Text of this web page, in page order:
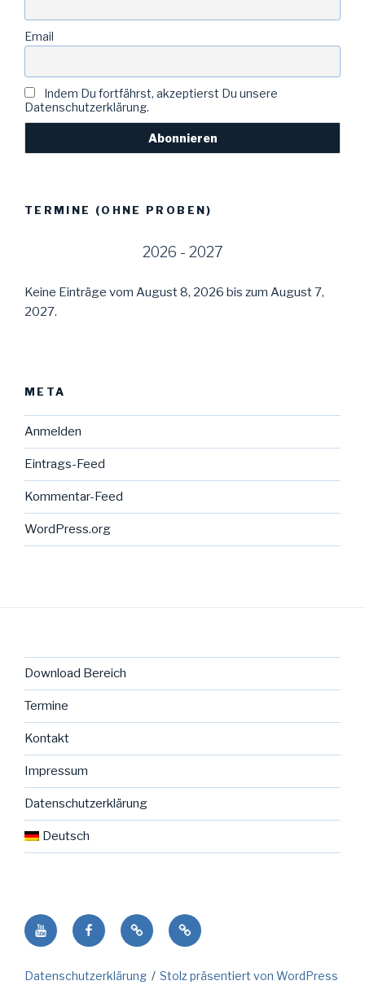
Email
Indem Du fortfährst, akzeptierst Du unsere
Datenschutzerklärung.
TERMINE (OHNE PROBEN)
2026 - 2027
Keine Einträge vom August 8, 2026 bis zum August 7,
2027.
META
Anmelden
Eintrags-Feed
Kommentar-Feed
WordPress.org
Download Bereich
Termine
Kontakt
Impressum
Datenschutzerklärung
Deutsch
Youtube facebookNENO
Seite
der
Deutsch
Datenschutzerklärung Stolz präsentiert von WordPress